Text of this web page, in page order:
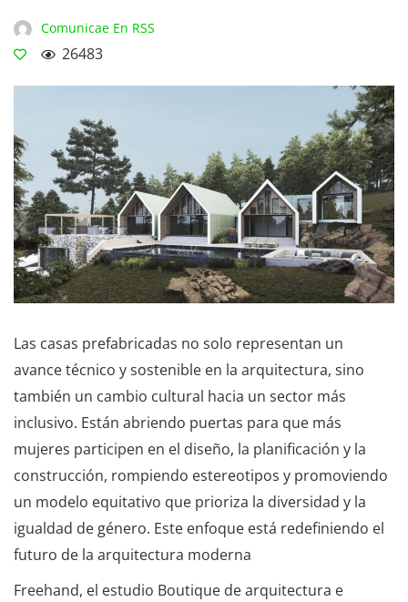
Comunicae En RSS
26483
Las casas prefabricadas no solo representan un
avance técnico y sostenible en la arquitectura, sino
también un cambio cultural hacia un sector más
inclusivo. Están abriendo puertas para que más
mujeres participen en el diseño, la planificación y la
construcción, rompiendo estereotipos y promoviendo
un modelo equitativo que prioriza la diversidad y la
igualdad de género. Este enfoque está redefiniendo el
futuro de la arquitectura moderna
Freehand, el estudio Boutique de arquitectura e